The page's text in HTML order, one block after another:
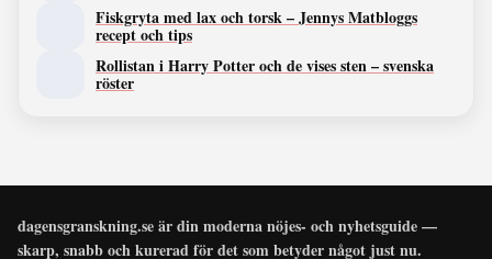
Fiskgryta med lax och torsk – Jennys Matbloggs
recept och tips
Rollistan i Harry Potter och de vises sten – svenska
röster
dagensgranskning.se är din moderna nöjes- och nyhetsguide —
skarp, snabb och kurerad för det som betyder något just nu.